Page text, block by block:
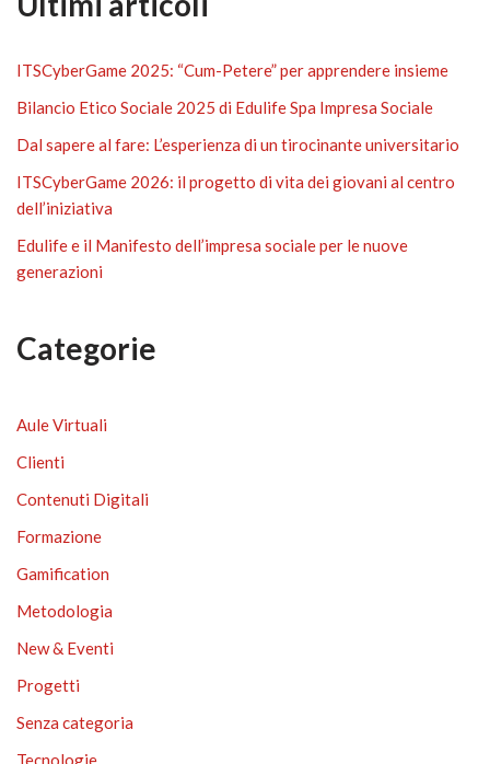
ITSCyberGame 2025: “Cum-Petere” per apprendere insieme
Bilancio Etico Sociale 2025 di Edulife Spa Impresa Sociale
Dal sapere al fare: L’esperienza di un tirocinante universitario
ITSCyberGame 2026: il progetto di vita dei giovani al centro
dell’iniziativa
Edulife e il Manifesto dell’impresa sociale per le nuove
generazioni
Categorie
Aule Virtuali
Clienti
Contenuti Digitali
Formazione
Gamification
Metodologia
New & Eventi
Progetti
Senza categoria
Tecnologie